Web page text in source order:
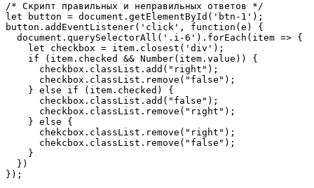
/* Скрипт правильных и неправильных ответов */
let button = document.getElementById('btn-1');
button.addEventListener('click', function(e) {
  document.querySelectorAll('.i-6').forEach(item => {
    let checkbox = item.closest('div');
    if (item.checked && Number(item.value)) {
      checkbox.classList.add("right");
      checkbox.classList.remove("false");
    } else if (item.checked) {
      checkbox.classList.add("false");
      checkbox.classList.remove("right");
    } else {
      chekcbox.classList.remove("right");
      chekcbox.classList.remove("false");
    }
  })
});